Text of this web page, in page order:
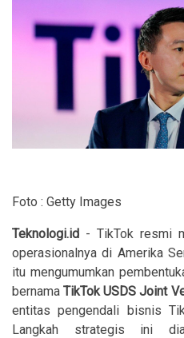
Foto : Getty Images
Teknologi.id - TikTok resmi
operasionalnya di Amerika
itu mengumumkan
bernamaTikTok USDS Joint
entitas pengendali bisnis
Langkah strategis ini